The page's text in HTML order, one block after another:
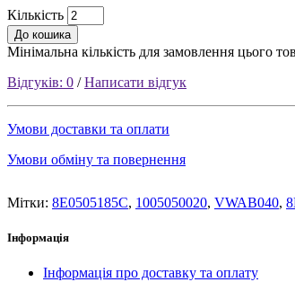
Кількість
До кошика
Мінімальна кількість для замовлення цього
Відгуків: 0 /Написати відгук
Умови доставки та оплати
Умови обміну та повернення
Мітки: 8E0505185C, 1005050020, VWAB040,
Інформація
Інформація про доставку та оплату